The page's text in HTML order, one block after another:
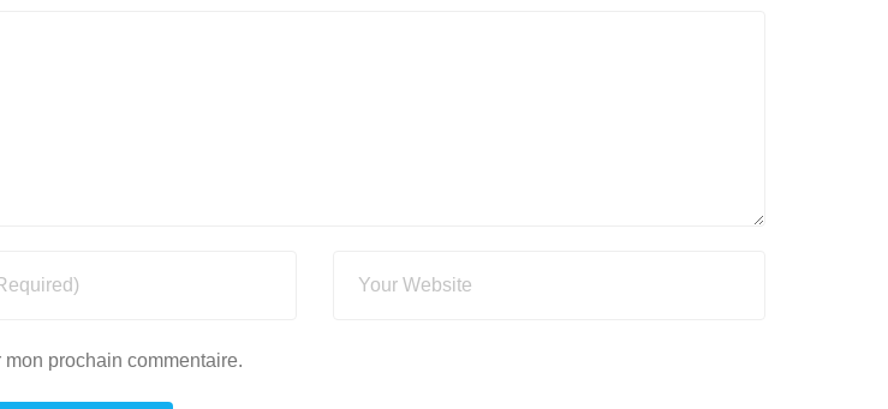
prochain commentaire.